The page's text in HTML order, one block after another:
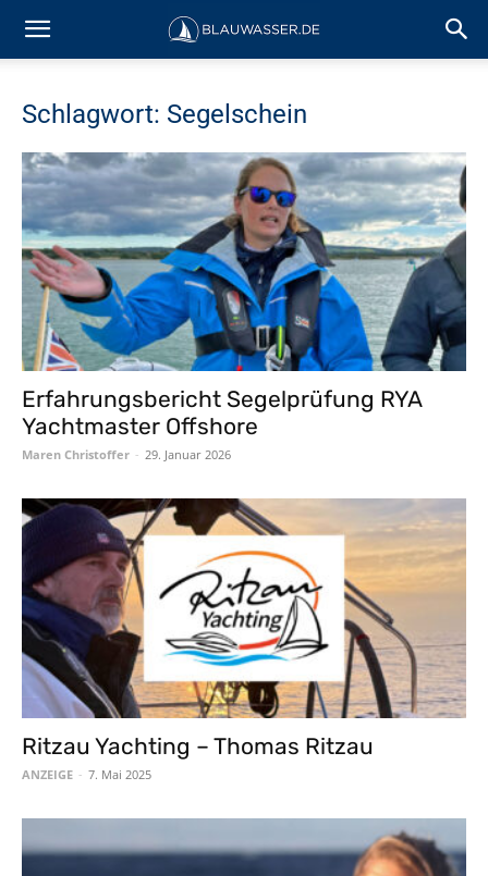
Schlagwort: Segelschein
Erfahrungsbericht Segelprüfung RYA
Yachtmaster Offshore
Maren Christoffer - 29. Januar 2026
Ritzau Yachting – Thomas Ritzau
ANZEIGE - 7. Mai 2025